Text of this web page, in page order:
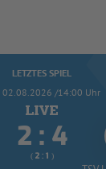
LETZTES SPIEL
02.08.2026 /14:00 Uhr
 : 
(  :  )